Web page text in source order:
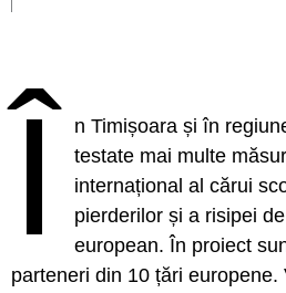
Î
n Timișoara și în
testate mai multe
internațional al cărui
pierderilor și a risipei
european. În proiect
parteneri din 10 țări europene.